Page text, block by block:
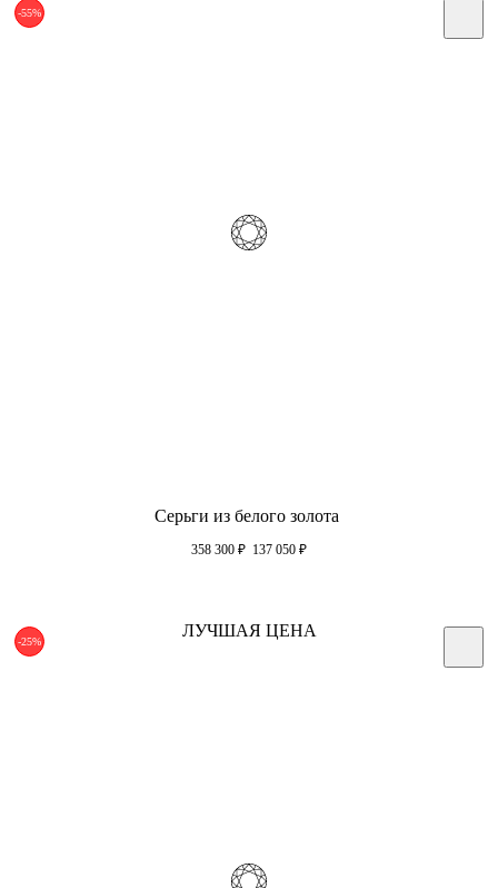
-55%
Серьги из белого золота
358 300 ₽ 137 050 ₽
-25%
ЛУЧШАЯ ЦЕНА